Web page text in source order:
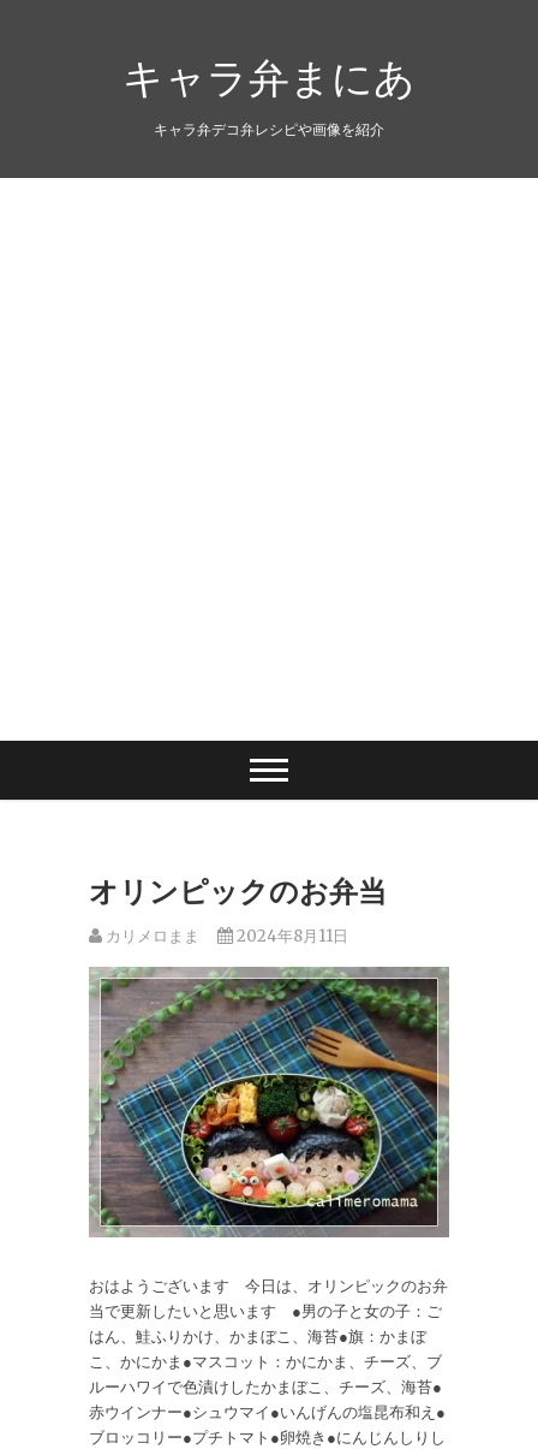
キャラ弁まにあ
キャラ弁デコ弁レシピや画像を紹介
オリンピックのお弁当
カリメロまま 2024年8月11日
おはようございます 今日は、オリンピックのお弁
当で更新したいと思います ●男の子と女の子：ご
はん、鮭ふりかけ、かまぼこ、海苔●旗：かまぼ
こ、かにかま●マスコット：かにかま、チーズ、ブ
ルーハワイで色漬けしたかまぼこ、チーズ、海苔●
赤ウインナー●シュウマイ●いんげんの塩昆布和え●
ブロッコリー●プチトマト●卵焼き●にんじんしりし